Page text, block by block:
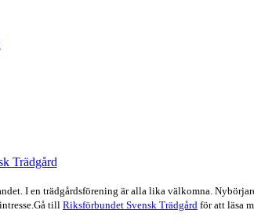
I en trädgårdsförening är alla lika välkomna.
till Riksförbundet Svensk Trädgård för att läsa